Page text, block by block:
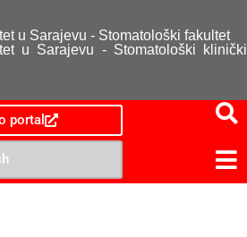
u Sarajevu - Stomatološki fakultet
u Sarajevu - Stomatološki klinički
portal